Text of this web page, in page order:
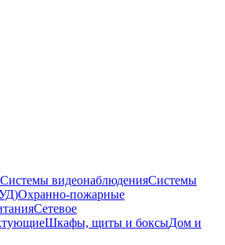
Системы видеонаблюденияСистемы
Охранно-пожарные
Сетевое
Шкафы, щиты и боксыДом и